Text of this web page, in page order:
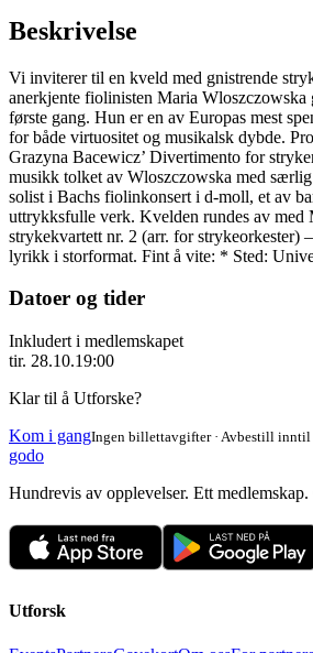
Beskrivelse
Vi inviterer til en kveld med gnistrende
anerkjente fiolinisten Maria Wloszczowska
første gang. Hun er en av Europas mest
for både virtuositet og musikalsk dybde.
Grazyna Bacewicz’ Divertimento for
musikk tolket av Wloszczowska med
solist i Bachs fiolinkonsert i d-moll, et av
uttrykksfulle verk. Kvelden rundes av med
strykekvartett nr. 2 (arr. for strykeorkester)
lyrikk i storformat. Fint å vite: * Sted:
Datoer og tider
Inkludert i medlemskapet
tir. 28.10.19:00
Klar til å Utforske?
Kom i gangIngen billettavgifter · Avbestill inntil
godo
Hundrevis av opplevelser. Ett
Utforsk